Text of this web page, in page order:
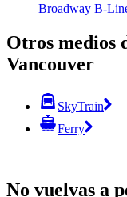
Broadway B-
Otros medios
Vancouver
SkyTrain
Ferry
No vuelvas a